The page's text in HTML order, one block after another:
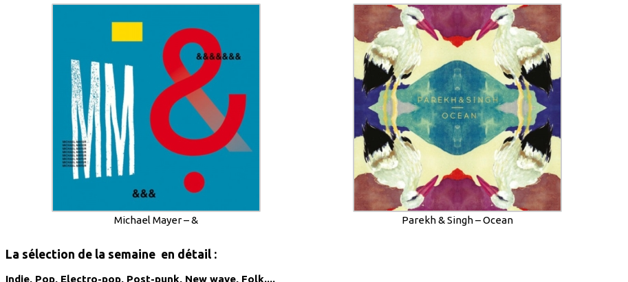
Michael Mayer – & Parekh & Singh – Ocean
La sélection de la semaine en détail :
Indie, Pop, Electro-pop, Post-punk, New wave, Folk....